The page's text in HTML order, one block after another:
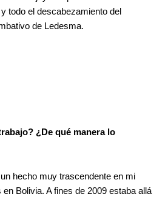
todo el descabezamiento del
de Ledesma.
¿De qué manera lo
hecho muy trascendente en mi
Bolivia. A fines de 2009 estaba allá